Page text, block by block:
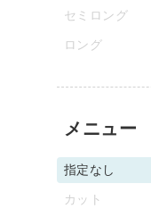
セミロング
ロング
メニュー
指定なし
カット